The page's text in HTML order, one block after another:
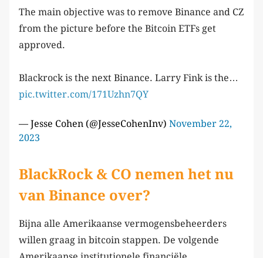
The main objective was to remove Binance and CZ
from the picture before the Bitcoin ETFs get
approved.
Blackrock is the next Binance. Larry Fink is the…
pic.twitter.com/171Uzhn7QY
— Jesse Cohen (@JesseCohenInv) November 22,
2023
BlackRock & CO nemen het nu
van Binance over?
Bijna alle Amerikaanse vermogensbeheerders
willen graag in bitcoin stappen. De volgende